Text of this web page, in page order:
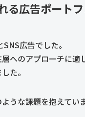
る広告ポート
広告でした。
へのアプローチに
た。
うな課題を抱えていま